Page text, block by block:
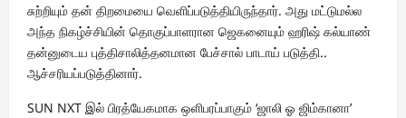
சுற்றியும் தன் திறமையை வெளிப்படுத்தியிருந்தார். அது மட்டுமல்ல
அந்த நிகழ்ச்சியின் தொகுப்பாளரான ஜெகனையும் ஹரிஷ் கல்யாண்
தன்னுடைய புத்திசாலித்தனமான பேச்சால் பாடாய் படுத்தி..
ஆச்சரியப்படுத்தினார்.
SUN NXT இல் பிரத்யேகமாக ஒளிபரப்பாகும் ‘ஜாலி ஓ ஜிம்கானா’